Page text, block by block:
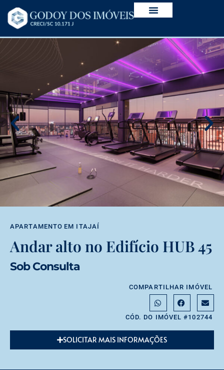
APARTAMENTO EM ITAJAÍ
Andar alto no Edifício HUB 45
Sob Consulta
COMPARTILHAR IMÓVEL
CÓD. DO IMÓVEL #102744
SOLICITAR MAIS INFORMAÇÕES